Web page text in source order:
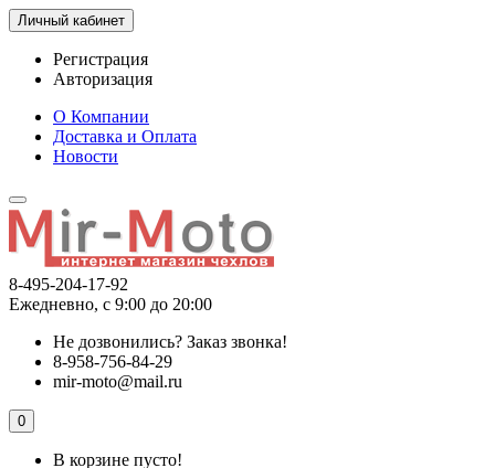
Личный кабинет
Регистрация
Авторизация
О Компании
Доставка и Оплата
Новости
8-495-204-17-92
Ежедневно, с 9:00 до 20:00
Не дозвонились? Заказ звонка!
8-958-756-84-29
mir-moto@mail.ru
0
В корзине пусто!